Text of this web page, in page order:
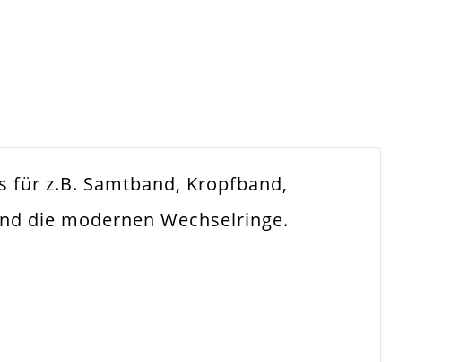
für z.B. Samtband, Kropfband,
die modernen Wechselringe.